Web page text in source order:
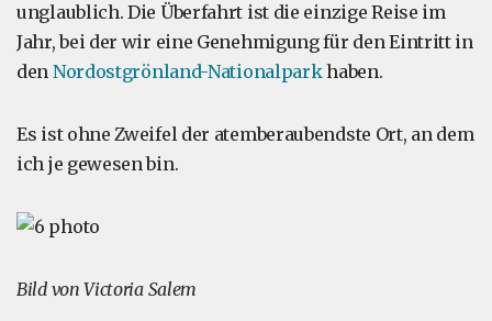
unglaublich. Die Überfahrt ist die einzige Reise im
Jahr, bei der wir eine Genehmigung für den Eintritt in
den Nordostgrönland-Nationalparkhaben.
Es ist ohne Zweifel der atemberaubendste Ort, an dem
ich je gewesen bin.
Bild von Victoria Salem